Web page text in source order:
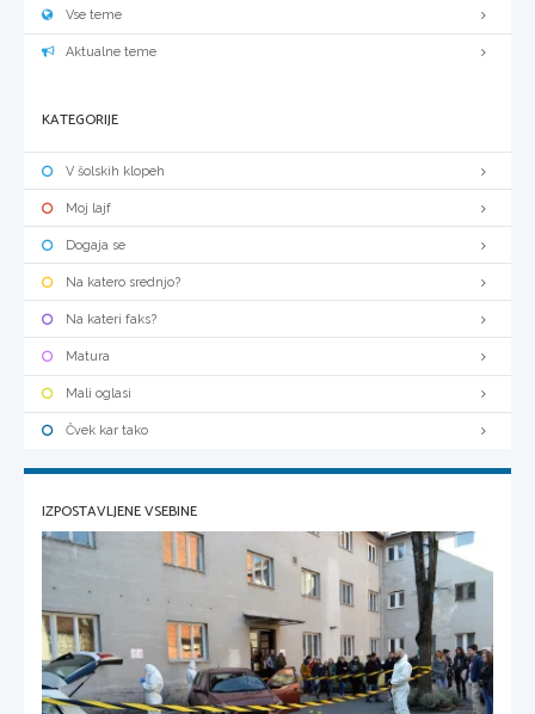
Vse teme
Aktualne teme
KATEGORIJE
V šolskih klopeh
Moj lajf
Dogaja se
Na katero srednjo?
Na kateri faks?
Matura
Mali oglasi
Čvek kar tako
IZPOSTAVLJENE VSEBINE